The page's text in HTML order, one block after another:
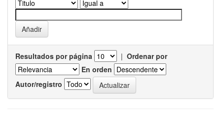
Resultados por página | Ordenar por
En orden
Autor/registro